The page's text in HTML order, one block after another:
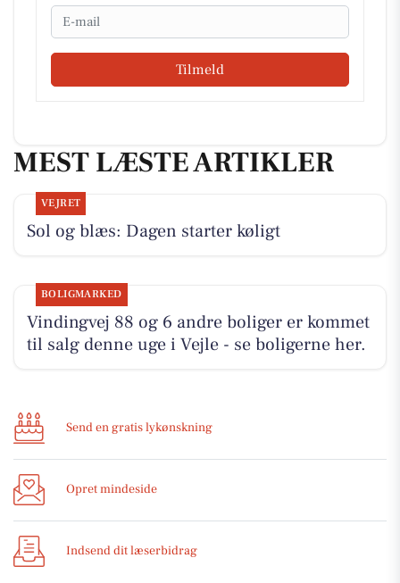
Email
Tilmeld
MEST LÆSTE ARTIKLER
VEJRET
Sol og blæs: Dagen starter køligt
BOLIGMARKED
Vindingvej 88 og 6 andre boliger er kommet
til salg denne uge i Vejle - se boligerne her.
Send en gratis lykønskning
Opret mindeside
Indsend dit læserbidrag